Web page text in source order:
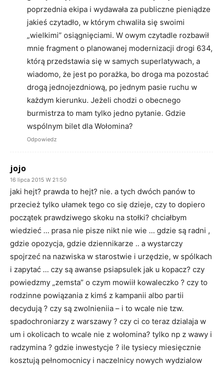
poprzednia ekipa i wydawała za publiczne pieniądze
jakieś czytadło, w którym chwaliła się swoimi
„wielkimi” osiągnięciami. W owym czytadle rozbawił
mnie fragment o planowanej modernizacji drogi 634,
którą przedstawia się w samych superlatywach, a
wiadomo, że jest po porażka, bo droga ma pozostać
drogą jednojezdniową, po jednym pasie ruchu w
każdym kierunku. Jeżeli chodzi o obecnego
burmistrza to mam tylko jedno pytanie. Gdzie
wspólnym bilet dla Wołomina?
Odpowiedz
jojo
16 lipca 2015 W 21:50
jaki hejt? prawda to hejt? nie. a tych dwóch panów to
przecież tylko ułamek tego co się dzieje, czy to dopiero
początek prawdziwego skoku na stołki? chciałbym
wiedzieć … prasa nie pisze nikt nie wie … gdzie są radni ,
gdzie opozycja, gdzie dziennikarze .. a wystarczy
spojrzeć na nazwiska w starostwie i urzędzie, w spólkach
i zapytać … czy są awanse psiapsulek jak u kopacz? czy
powiedzmy „zemsta” o czym mowiił kowaleczko ? czy to
rodzinne powiązania z kimś z kampanii albo partii
decydują ? czy są zwolnieniia – i to wcale nie tzw.
spadochroniarzy z warszawy ? czy ci co teraz dzialaja w
um i okolicach to wcale nie z wołomina? tylko np z wawy i
radzymina ? gdzie inwestycje ? ile tysiecy miesięcznie
kosztują pełnomocnicy i naczelnicy nowych wydzialow